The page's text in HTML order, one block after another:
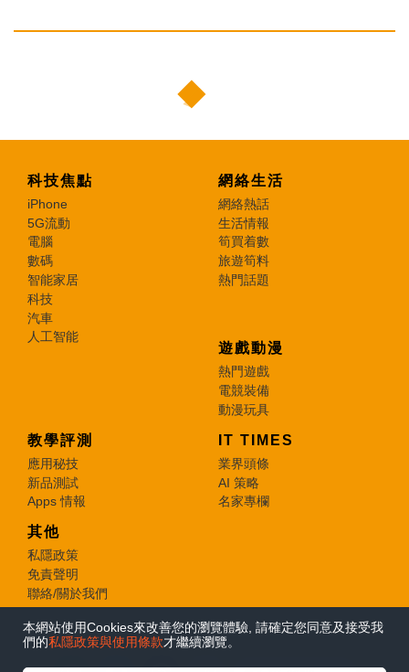
本網站使用Cookies來改善您的瀏覽體驗, 請確定您同意及接受我
們的私隱政策與使用條款才繼續瀏覽。
科技焦點
iPhone
5G流動
電腦
數碼
智能家居
科技
汽車
人工智能
網絡生活
網絡熱話
生活情報
筍買着數
旅遊筍料
熱門話題
遊戲動漫
熱門遊戲
電競裝備
動漫玩具
教學評測
應用秘技
新品測試
Apps 情報
IT TIMES
業界頭條
AI 策略
名家專欄
其他
私隱政策
免責聲明
聯絡/關於我們
© 2026 e-zone. All Rights Reserved.